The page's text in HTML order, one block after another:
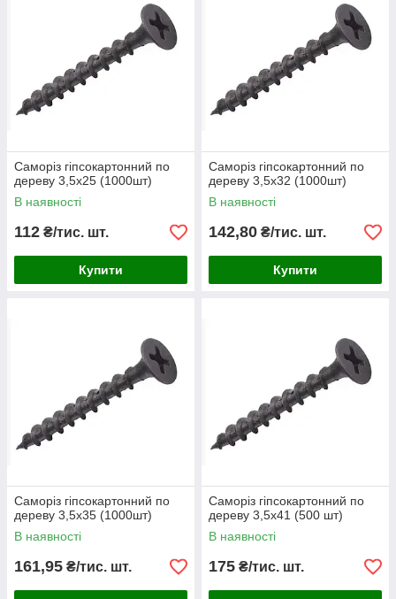
Саморіз гіпсокартонний по
дереву 3,5х25 (1000шт)
В наявності
112 ₴/тис. шт.
Купити
Саморіз гіпсокартонний по
дереву 3,5х32 (1000шт)
В наявності
142,80 ₴/тис. шт.
Купити
Саморіз гіпсокартонний по
дереву 3,5х35 (1000шт)
В наявності
161,95 ₴/тис. шт.
Саморіз гіпсокартонний по
дереву 3,5х41 (500 шт)
В наявності
175 ₴/тис. шт.